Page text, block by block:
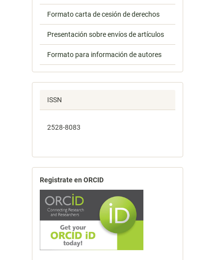
Formato carta de cesión de derechos
Presentación sobre envíos de artículos
Formato para información de autores
ISSN
2528-8083
Registrate en ORCID